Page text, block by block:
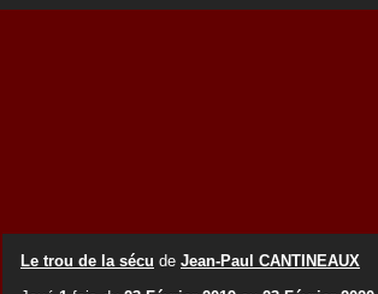
Le trou de la sécu de Jean-Paul CANTINEAUX